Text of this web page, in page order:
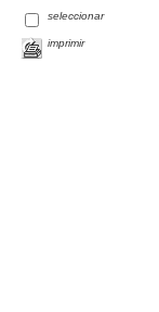
seleccionar
imprimir